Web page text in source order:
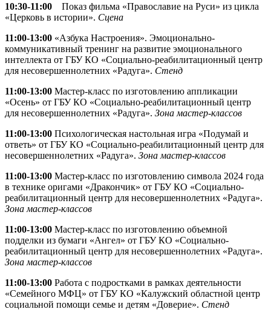
10:30-11:00 Показ фильма «Православие на Руси» из цикла
«Церковь в истории». Сцена
11:00-13:00 «Азбука Настроения». Эмоционально-
коммуникативный тренинг на развитие эмоционального
интеллекта от ГБУ КО «Социально-реабилитационный центр
для несовершеннолетних «Радуга». Стенд
11:00-13:00 Мастер-класс по изготовлению аппликации
«Осень» от ГБУ КО «Социально-реабилитационный центр
для несовершеннолетних «Радуга». Зона мастер-классов
11:00-13:00 Психологическая настольная игра «Подумай и
ответь» от ГБУ КО «Социально-реабилитационный центр для
несовершеннолетних «Радуга». Зона мастер-классов
11:00-13:00 Мастер-класс по изготовлению символа 2024 года
в технике оригами «Дракончик» от ГБУ КО «Социально-
реабилитационный центр для несовершеннолетних «Радуга».
Зона мастер-классов
11:00-13:00 Мастер-класс по изготовлению объемной
подделки из бумаги «Ангел» от ГБУ КО «Социально-
реабилитационный центр для несовершеннолетних «Радуга».
Зона мастер-классов
11:00-13:00 Работа с подростками в рамках деятельности
«Семейного МФЦ» от ГБУ КО «Калужский областной центр
социальной помощи семье и детям «Доверие». Стенд